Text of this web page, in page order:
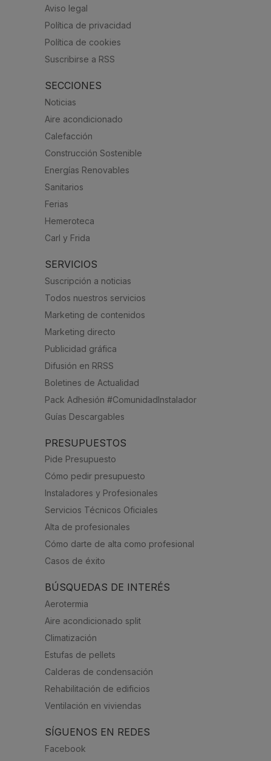
Aviso legal
Política de privacidad
Política de cookies
Suscribirse a RSS
SECCIONES
Noticias
Aire acondicionado
Calefacción
Construcción Sostenible
Energías Renovables
Sanitarios
Ferias
Hemeroteca
Carl y Frida
SERVICIOS
Suscripción a noticias
Todos nuestros servicios
Marketing de contenidos
Marketing directo
Publicidad gráfica
Difusión en RRSS
Boletines de Actualidad
Pack Adhesión #ComunidadInstalador
Guías Descargables
PRESUPUESTOS
Pide Presupuesto
Cómo pedir presupuesto
Instaladores y Profesionales
Servicios Técnicos Oficiales
Alta de profesionales
Cómo darte de alta como profesional
Casos de éxito
BÚSQUEDAS DE INTERÉS
Aerotermia
Aire acondicionado split
Climatización
Estufas de pellets
Calderas de condensación
Rehabilitación de edificios
Ventilación en viviendas
SÍGUENOS EN REDES
Facebook